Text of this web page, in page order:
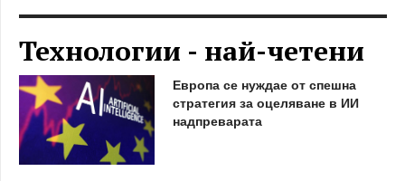
Технологии - най-четени
Европа се нуждае от спешна
стратегия за оцеляване в ИИ
надпреварата